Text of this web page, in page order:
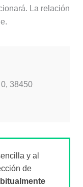
La relación
38450
y al
de